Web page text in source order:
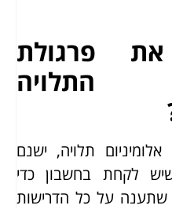
פרגולת
התלויה
תלויה, ישנם
לקחת בחשבון כדי
שתענה על כל הדרישות